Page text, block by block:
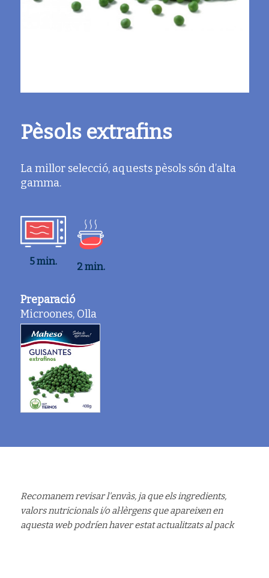
Pèsols extrafins
La millor selecció, aquests pèsols són d’alta
gamma.
5 min.
2 min.
Preparació
Microones, Olla
Recomanem revisar l'envàs, ja que els ingredients,
valors nutricionals i/o al·lèrgens que apareixen en
aquesta web podríen haver estat actualitzats al pack